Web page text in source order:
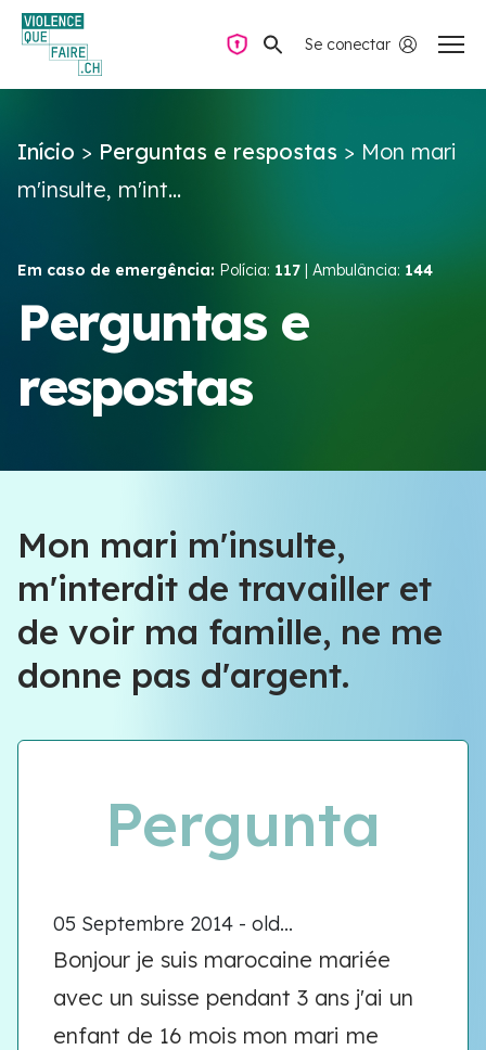
Se conectar
Perguntas e respostas
Violência no casal
Recursos e campanhas
Équipe VIOLENCE QUE FAIRE
Meet our team
Navegação privada
Início > Perguntas e respostas > Mon mari
m'insulte, m'int...
Em caso de emergência: Polícia: 117 | Ambulância: 144
Perguntas e
respostas
Mon mari m'insulte,
m'interdit de travailler et
de voir ma famille, ne me
donne pas d'argent.
Pergunta
05 Septembre 2014 - old...
Bonjour je suis marocaine mariée
avec un suisse pendant 3 ans j'ai un
enfant de 16 mois mon mari me